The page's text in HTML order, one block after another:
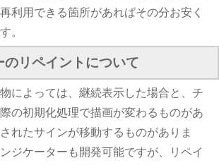
利用できる箇所があればその分お安く
。
のリペイントについて
によっては、継続表示した場合と、チ
の初期化処理で描画が変わるものがあ
れたサインが移動するものがありま
ジケーターも開発可能ですが、リペイ